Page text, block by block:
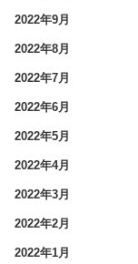
2022年9月
2022年8月
2022年7月
2022年6月
2022年5月
2022年4月
2022年3月
2022年2月
2022年1月